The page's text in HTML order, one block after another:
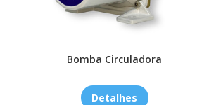
Bomba Circuladora
Detalhes